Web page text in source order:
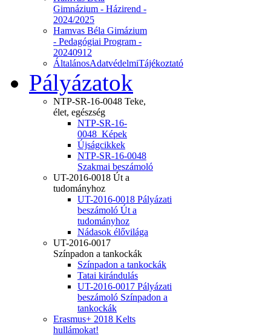
Gimnázium - Házirend -
2024/2025
Hamvas Béla Gimázium
- Pedagógiai Program -
20240912
ÁltalánosAdatvédelmiTájékoztató
Pályázatok
NTP-SR-16-0048 Teke,
élet, egészség
NTP-SR-16-
0048_Képek
Újságcikkek
NTP-SR-16-0048
Szakmai beszámoló
UT-2016-0018 Út a
tudományhoz
UT-2016-0018 Pályázati
beszámoló Út a
tudományhoz
Nádasok élővilága
UT-2016-0017
Színpadon a tankockák
Színpadon a tankockák
Tatai kirándulás
UT-2016-0017 Pályázati
beszámoló Színpadon a
tankockák
Erasmus+ 2018 Kelts
hullámokat!